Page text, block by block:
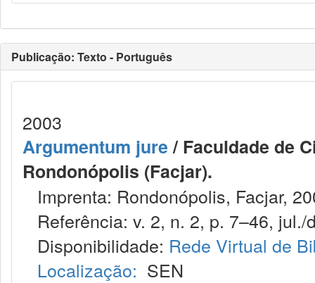
Publicação: Texto - Português
2003
Argumentum jure/ Faculdade de
Rondonópolis (Facjar).
Imprenta: Rondonópolis, Facjar,
Referência: v. 2, n. 2, p. 7–46, jul./
Disponibilidade: Rede Virtual de
Localização: SEN